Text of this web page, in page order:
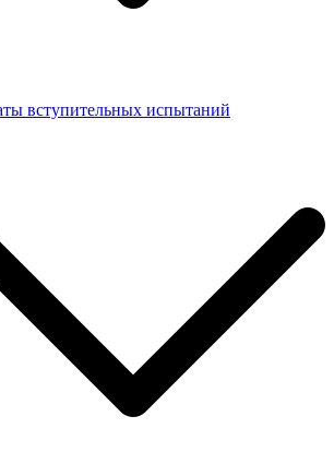
вступительных испытаний